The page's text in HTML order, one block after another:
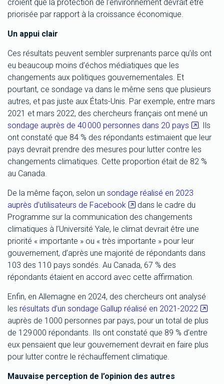
croient que la protection de l’environnement devrait être
priorisée par rapport à la croissance économique.
Un appui clair
Ces résultats peuvent sembler surprenants parce qu’ils ont
eu beaucoup moins d’échos médiatiques que les
changements aux politiques gouvernementales. Et
pourtant, ce sondage va dans le même sens que plusieurs
autres, et pas juste aux États-Unis. Par exemple, entre mars
2021 et mars 2022, des chercheurs français ont mené un
sondage auprès de 40 000 personnes dans 20 pays
. Ils
ont constaté que 84 % des répondants estimaient que leur
pays devrait prendre des mesures pour lutter contre les
changements climatiques. Cette proportion était de 82 %
au Canada.
De la même façon, selon un sondage réalisé en 2023
auprès d’utilisateurs de Facebook
dans le cadre du
Programme sur la communication des changements
climatiques à l’Université Yale, le climat devrait être une
priorité « importante » ou « très importante » pour leur
gouvernement, d’après une majorité de répondants dans
103 des 110 pays sondés. Au Canada, 67 % des
répondants étaient en accord avec cette affirmation.
Enfin, en Allemagne en 2024, des chercheurs ont analysé
les résultats d’un sondage Gallup réalisé en 2021-2022
auprès de 1000 personnes par pays, pour un total de plus
de 129 000 répondants. Ils ont constaté que 89 % d’entre
eux pensaient que leur gouvernement devrait en faire plus
pour lutter contre le réchauffement climatique.
Mauvaise perception de l’opinion des autres